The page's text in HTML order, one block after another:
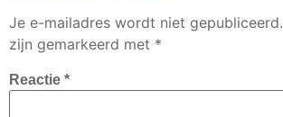
Je e-mailadres wordt niet gepubliceerd.
zijn gemarkeerd met *
Reactie *